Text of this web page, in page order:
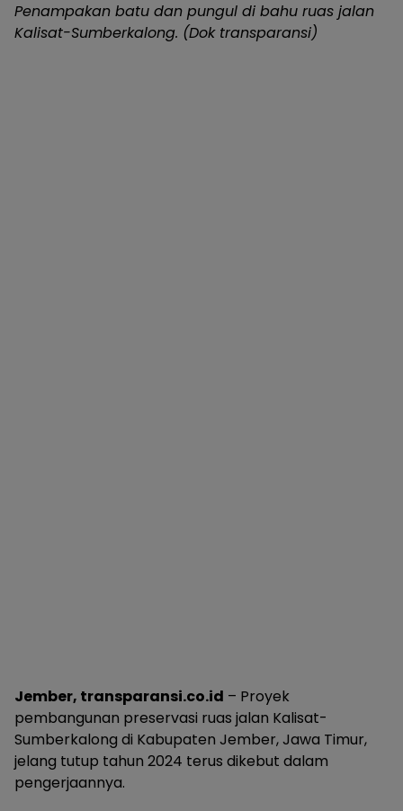
Penampakan batu dan pungul di bahu ruas jalan
Kalisat-Sumberkalong. (Dok transparansi)
Jember, transparansi.co.id – Proyek
pembangunan preservasi ruas jalan Kalisat-
Sumberkalong di Kabupaten Jember, Jawa Timur,
jelang tutup tahun 2024 terus dikebut dalam
pengerjaannya.